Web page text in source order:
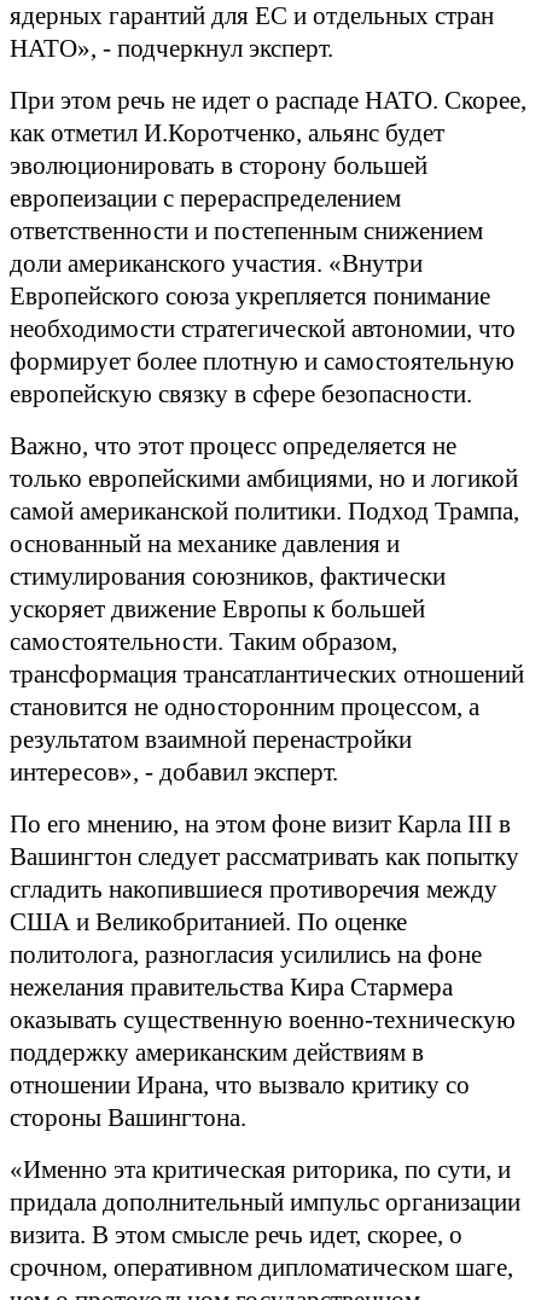
ядерных гарантий для ЕС и отдельных стран
НАТО», - подчеркнул эксперт.
При этом речь не идет о распаде НАТО. Скорее,
как отметил И.Коротченко, альянс будет
эволюционировать в сторону большей
европеизации с перераспределением
ответственности и постепенным снижением
доли американского участия. «Внутри
Европейского союза укрепляется понимание
необходимости стратегической автономии, что
формирует более плотную и самостоятельную
европейскую связку в сфере безопасности.
Важно, что этот процесс определяется не
только европейскими амбициями, но и логикой
самой американской политики. Подход Трампа,
основанный на механике давления и
стимулирования союзников, фактически
ускоряет движение Европы к большей
самостоятельности. Таким образом,
трансформация трансатлантических отношений
становится не односторонним процессом, а
результатом взаимной перенастройки
интересов», - добавил эксперт.
По его мнению, на этом фоне визит Карла III в
Вашингтон следует рассматривать как попытку
сгладить накопившиеся противоречия между
США и Великобританией. По оценке
политолога, разногласия усилились на фоне
нежелания правительства Кира Стармера
оказывать существенную военно-техническую
поддержку американским действиям в
отношении Ирана, что вызвало критику со
стороны Вашингтона.
«Именно эта критическая риторика, по сути, и
придала дополнительный импульс организации
визита. В этом смысле речь идет, скорее, о
срочном, оперативном дипломатическом шаге,